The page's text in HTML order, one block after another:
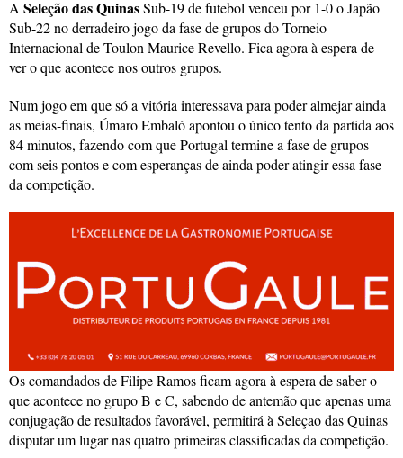
A Seleção das QuinasSub-19 de futebol venceu por 1-0 o Japão
Sub-22 no derradeiro jogo da fase de grupos do Torneio
Internacional de Toulon Maurice Revello. Fica agora à espera de
ver o que acontece nos outros grupos.
Num jogo em que só a vitória interessava para poder almejar ainda
as meias-finais, Úmaro Embaló apontou o único tento da partida aos
84 minutos, fazendo com que Portugal termine a fase de grupos
com seis pontos e com esperanças de ainda poder atingir essa fase
da competição.
Os comandados de Filipe Ramos ficam agora à espera de saber o
que acontece no grupo B e C, sabendo de antemão que apenas uma
conjugação de resultados favorável, permitirá à Seleçao das Quinas
disputar um lugar nas quatro primeiras classificadas da competição.